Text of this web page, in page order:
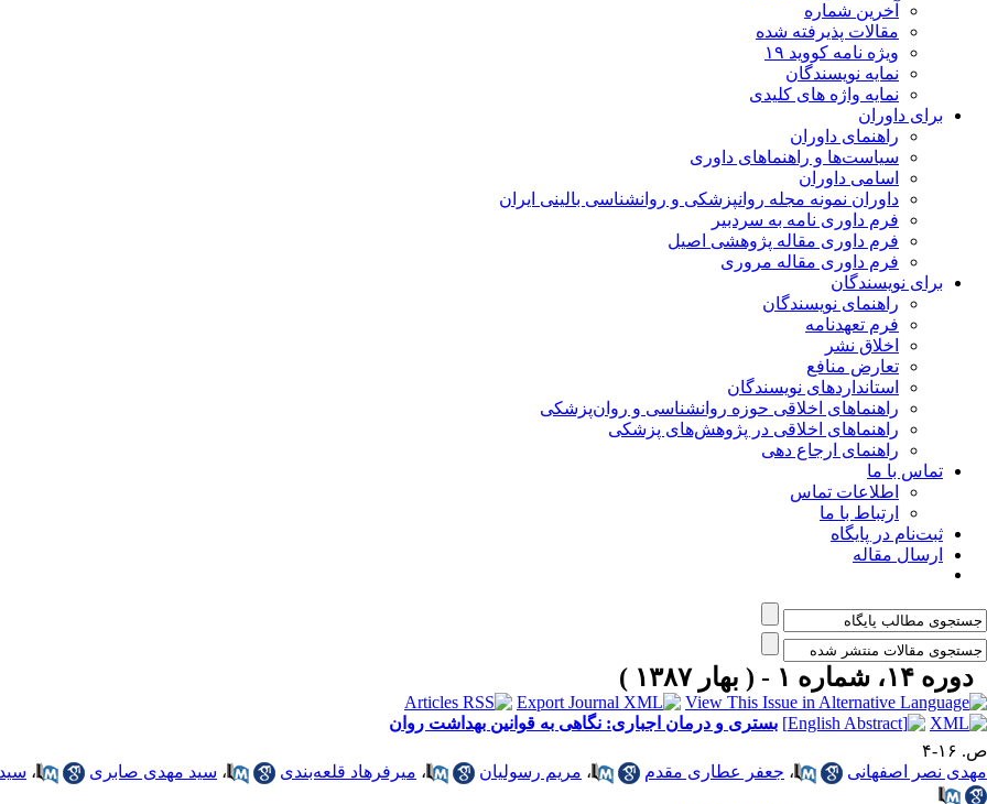
آخرین شماره
مقالات پذیرفته شده
ویژه نامه کووید ۱۹
نمایه نویسندگان
نمایه واژه های کلیدی
برای داوران
راهنمای داوران
سیاست‌ها و راهنماهای داوری
اسامی داوران
داوران نمونه مجله روانپزشکی و روانشناسی بالینی ایران
فرم داوری نامه به سردبیر
فرم داوری مقاله پژوهشی اصیل
فرم داوری مقاله مروری
برای نویسندگان
راهنمای نویسندگان
فرم تعهدنامه
اخلاق نشر
تعارض منافع
استانداردهای نویسندگان
راهنماهای اخلاقی حوزه روانشناسی و روان‌پزشکی
راهنماهای اخلاقی در پژوهش‌های پزشکی
راهنمای ارجاع دهی
تماس با ما
اطلاعات تماس
ارتباط با ما
ثبت‌نام در پایگاه
ارسال مقاله
دوره ۱۴، شماره ۱ - ( بهار ۱۳۸۷ )
بستری و درمان اجباری: نگاهی به قوانین بهداشت روان
ص. ۱۶-۴
مهدی نصر اصفهانی
، جعفر عطاری مقدم ، مریم رسولیان ، میرفرهاد قلعه‌بندی ، سید مهدی صابری ،